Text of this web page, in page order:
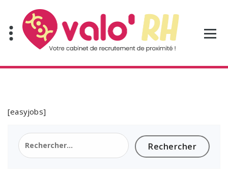
contenu
[easyjobs]
Rechercher :